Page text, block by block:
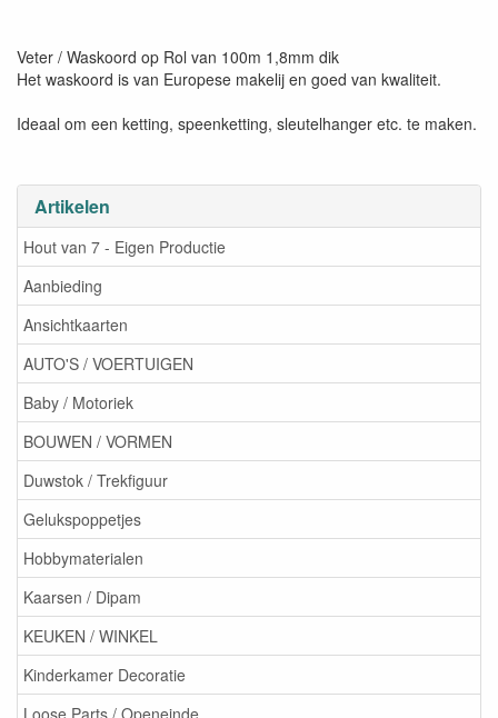
Artikelen
Hout van 7 - Eigen Productie
Aanbieding
Ansichtkaarten
AUTO'S / VOERTUIGEN
Baby / Motoriek
BOUWEN / VORMEN
Duwstok / Trekfiguur
Gelukspoppetjes
Hobbymaterialen
Kaarsen / Dipam
KEUKEN / WINKEL
Kinderkamer Decoratie
Veter / Waskoord op Rol van 100m 1,8mm dik
Het waskoord is van Europese makelij en goed van kwaliteit.
Ideaal om een ketting, speenketting, sleutelhanger etc. te maken.